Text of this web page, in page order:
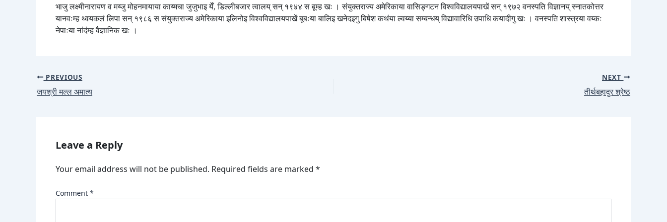
भाजु लक्ष्मीनारायण व मय्जु मोहनमायाया काय्मचा जुजुभाइ येँ, डिल्लीबजार त्वालय् सन् १९४४ स बूम्ह खः । संयुक्तराज्य अमेरिकाया वासिङ्गटन विश्वविद्यालयपाखें सन् १९७२ वनस्पति विज्ञानय् स्नातकोत्तर
यानवःम्ह थ्वयकलं लिपा सन् १९८६ स संयुक्तराज्य अमेरिकाया इलिनोइ विश्वविद्यालयपाखें बूबःया बालिइ खनेदइगु बिषेश कथंया ल्वय्या सम्बन्धय् विद्यावारिधि उपाधि कयादीगु खः । वनस्पति शास्त्रया वय्कः
नेपाःया नांदंम्ह वैज्ञानिक खः ।
PREVIOUS
जयश्री मल्ल अमात्य
NEXT
तीर्थबहादुर श्रेष्ठ
Leave a Reply
Your email address will not be published. Required fields are marked *
Comment *